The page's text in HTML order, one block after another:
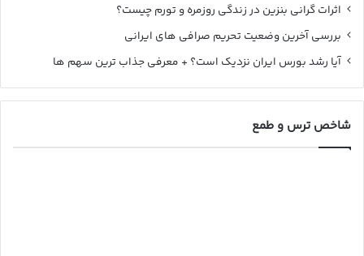
اثرات گرانی بنزین در زندگی روزمره و تورم چیست؟
بررسی آخرین وضعیت تحریم صرافی های ایرانی
آیا رشد بورس ایران نزدیک است؟ + معرفی جذاب ترین سهم ها
شاخص ترس و طمع